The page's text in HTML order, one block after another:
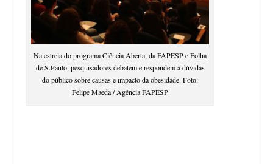
Na estreia do programa Ciência Aberta, da FAPESP e Folha
de S.Paulo, pesquisadores debatem e respondem a dúvidas
do público sobre causas e impacto da obesidade. Foto:
Felipe Maeda / Agência FAPESP